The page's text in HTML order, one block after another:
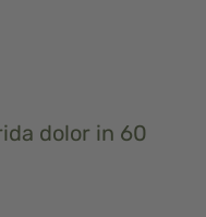
dolor in 60